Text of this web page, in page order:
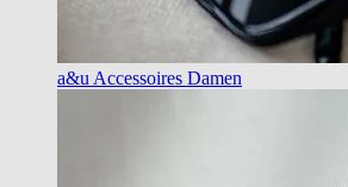
a&u Accessoires Damen